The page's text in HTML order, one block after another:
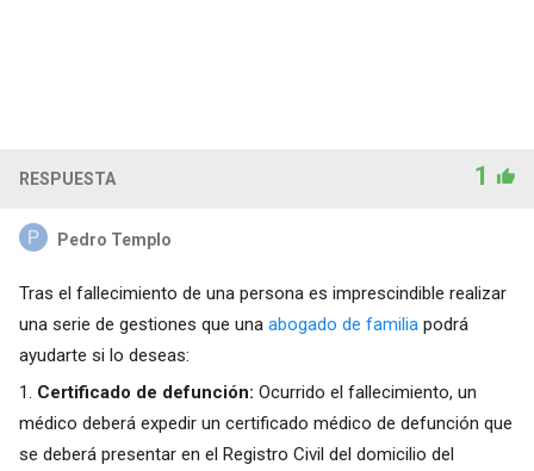
RESPUESTA 1
Pedro Templo
Tras el fallecimiento de una persona es imprescindible realizar
una serie de gestiones que una abogado de familiapodrá
ayudarte si lo deseas:
1. Certificado de defunción: Ocurrido el fallecimiento, un
médico deberá expedir un certificado médico de defunción que
se deberá presentar en el Registro Civil del domicilio del